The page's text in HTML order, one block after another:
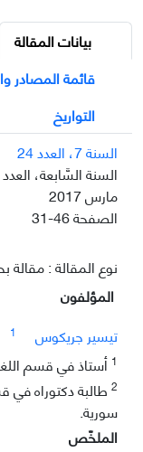
بيانات المقالة
قائمة المصادر
التواريخ
السنة 7، العدد 24
السنة السَّابعة، العدد
مارس 2017
الصفحة31-46
نوع المقالة : مقالة
المؤلفون
تيسير جريكوس
1
1 أستاذ في قسم
2 طالبة دكتوراه في
سورية.
الملخّص